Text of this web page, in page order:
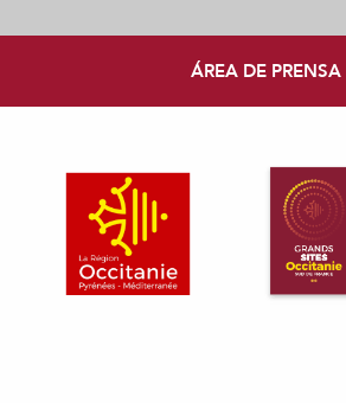
ÁREA DE PRENSA